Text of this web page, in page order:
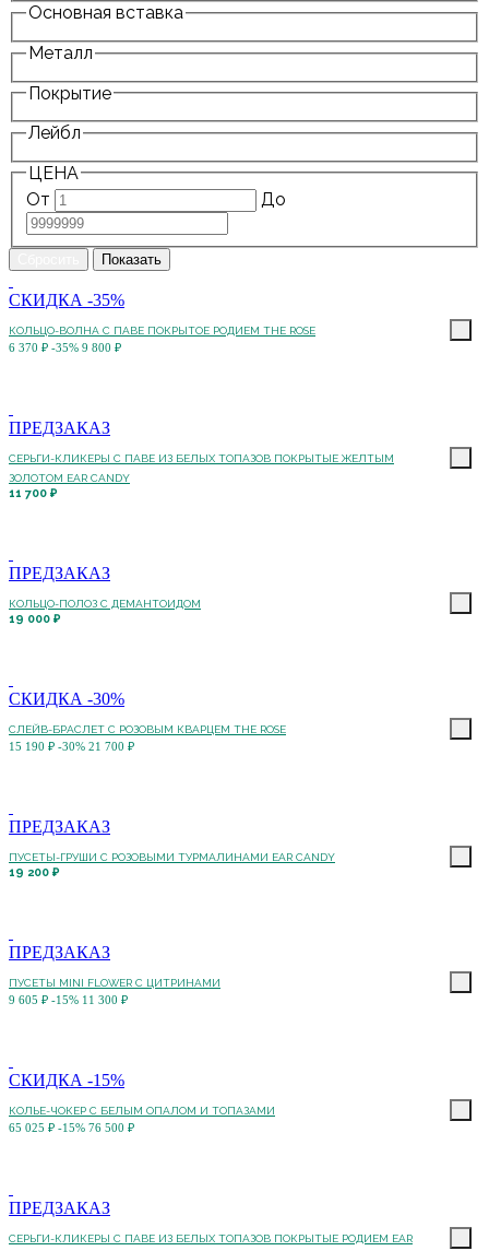
Основная вставка
Металл
Покрытие
Лейбл
ЦЕНА
От
До
СКИДКА -35%
КОЛЬЦО-ВОЛНА С ПАВЕ ПОКРЫТОЕ РОДИЕМ THE ROSE
6 370 ₽ -35% 9 800 ₽
ПРЕДЗАКАЗ
СЕРЬГИ-КЛИКЕРЫ С ПАВЕ ИЗ БЕЛЫХ ТОПАЗОВ ПОКРЫТЫЕ ЖЕЛТЫМ
ЗОЛОТОМ EAR CANDY
11 700 ₽
ПРЕДЗАКАЗ
КОЛЬЦО-ПОЛОЗ C ДЕМАНТОИДОМ
19 000 ₽
СКИДКА -30%
СЛЕЙВ-БРАСЛЕТ С РОЗОВЫМ КВАРЦЕМ THE ROSE
15 190 ₽ -30% 21 700 ₽
ПРЕДЗАКАЗ
ПУСЕТЫ-ГРУШИ С РОЗОВЫМИ ТУРМАЛИНАМИ EAR CANDY
19 200 ₽
ПРЕДЗАКАЗ
ПУСЕТЫ MINI FLOWER С ЦИТРИНАМИ
9 605 ₽ -15% 11 300 ₽
СКИДКА -15%
КОЛЬЕ-ЧОКЕР С БЕЛЫМ ОПАЛОМ И ТОПАЗАМИ
65 025 ₽ -15% 76 500 ₽
ПРЕДЗАКАЗ
СЕРЬГИ-КЛИКЕРЫ С ПАВЕ ИЗ БЕЛЫХ ТОПАЗОВ ПОКРЫТЫЕ РОДИЕМ EAR